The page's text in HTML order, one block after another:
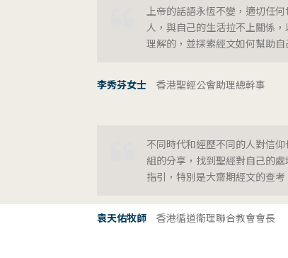
上帝的話語永恆不變，適切任
人，與自己的生活拉不上關係
理解的，並探索經文如何幫助
李秀芬女士 香港聖經公會助理總幹事
不同時代和經歷不同的人對信
組的分享，找到聖經對自己的
指引，特別是大齋期經文的查
袁天佑牧師 香港循道衛理聯合教會會長